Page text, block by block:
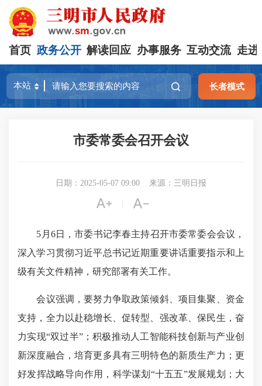
首页 政务公开 解读回应 办事服务 互动交流 走进
长者模式
市委常委会召开会议
日期：2025-05-07 09:00 来源：三明日报
 
5月6日，市委书记李春主持召开市委常委会会议，
深入学习贯彻习近平总书记近期重要讲话重要指示和上
级有关文件精神，研究部署有关工作。
会议强调，要努力争取政策倾斜、项目集聚、资金
支持，全力以赴稳增长、促转型、强改革、保民生，奋
力实现“双过半”；积极推动人工智能科技创新与产业创
新深度融合，培育更多具有三明特色的新质生产力；更
好发挥战略导向作用，科学谋划“十五五”发展规划；大